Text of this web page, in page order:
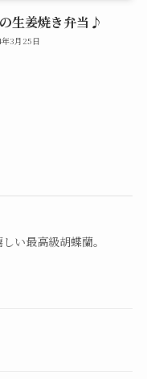
生姜焼き弁当♪
3月25日
い最高級胡蝶蘭。